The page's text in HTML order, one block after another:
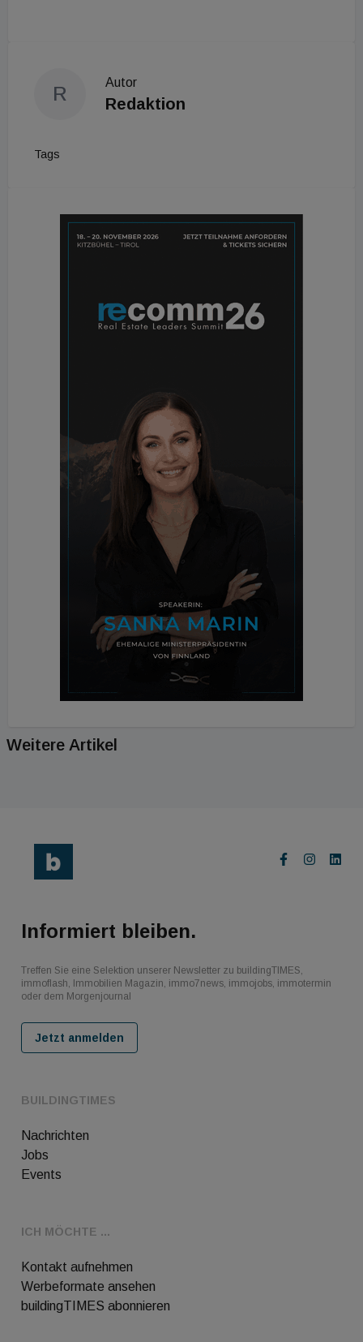
R
Autor
Redaktion
Tags
Weitere Artikel
BUILDINGTIMES
Nachrichten
Jobs
Events
ICH MÖCHTE ...
Kontakt aufnehmen
Werbeformate ansehen
buildingTIMES abonnieren
Informiert bleiben.
Treffen Sie eine Selektion unserer Newsletter zu buildingTIMES,
immoflash, Immobilien Magazin, immo7news, immojobs, immotermin
oder dem Morgenjournal
Jetzt anmelden